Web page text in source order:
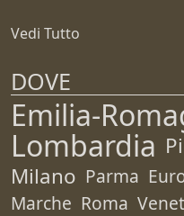
Vedi Tutto
DOVE
Emilia-
Lombardia
Milano Parma
Marche Roma